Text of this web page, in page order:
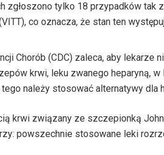
zgłoszono tylko 18 przypadków tak
co oznacza, że ​​stan ten
Chorób (CDC) zaleca, aby
krwi, leku zwanego heparyną, w
należy stosować alternatywy dla
krwi związany ze szczepionką
powszechnie stosowane leki